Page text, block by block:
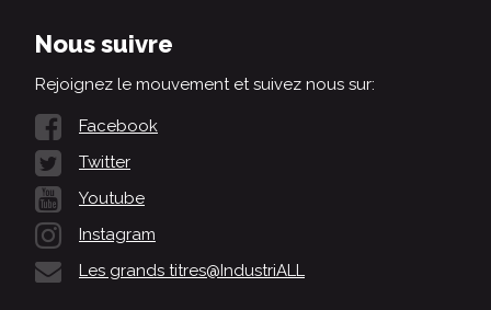
Nous suivre
Rejoignez le mouvement et suivez nous sur:
Facebook
Twitter
Youtube
Instagram
Les grands titres@IndustriALL